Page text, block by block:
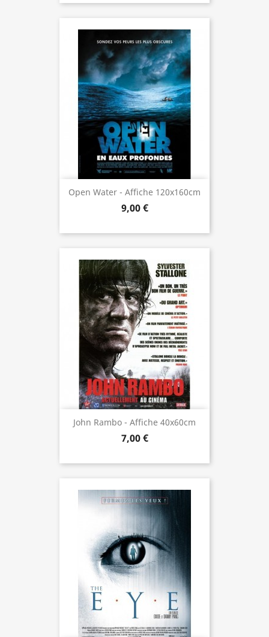
Open Water - Affiche 120x160cm
9,00 €
John Rambo - Affiche 40x60cm
7,00 €